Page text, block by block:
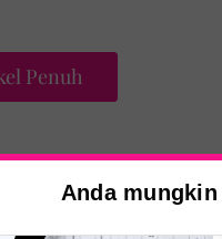
Penuh
Anda